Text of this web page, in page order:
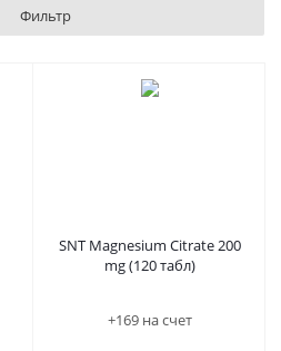
Фильтр
SNT Magnesium Citrate 200
mg (120 табл)
+169 на счет